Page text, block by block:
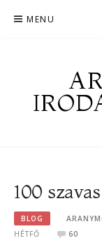
MENU
100
BLOG
HÉTFŐ
60